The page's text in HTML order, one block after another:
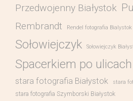
Przedwojenny Białystok
Rembrandt Rendel fotografia Bialystok
Sołowiejczyk Sołowiejczyk
Spacerkiem po
stara fotografia Białystok stara
stara fotografia Szymborski Białystok